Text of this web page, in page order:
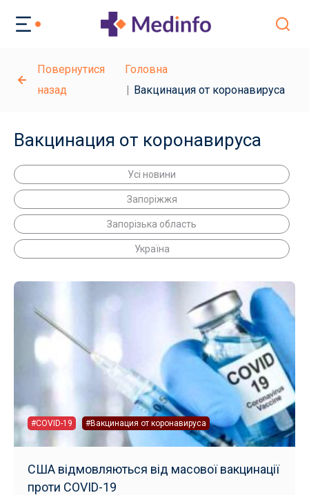
Повернутися
назад
Головна
Вакцинация от коронавируса
Вакцинация от коронавируса
Усі новини
Запоріжжя
Запорізька область
Україна
#COVID-19 #Вакцинация от коронавируса
США відмовляються від масової вакцинації
проти COVID-19